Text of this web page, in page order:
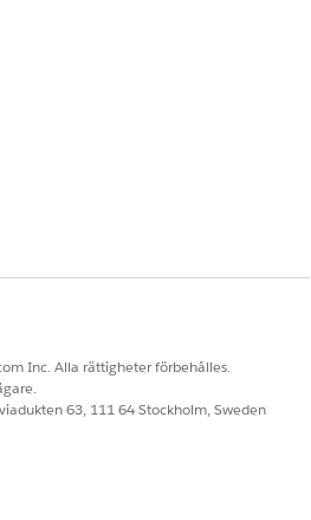
Inc. Alla rättigheter förbehålles.
63, 111 64 Stockholm, Sweden